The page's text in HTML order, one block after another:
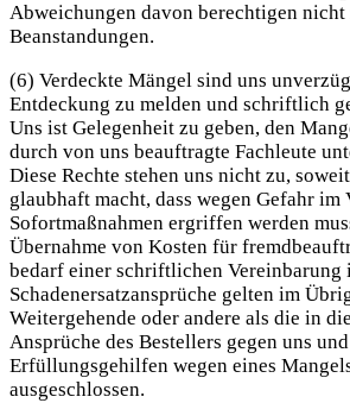
Abweichungen davon berechtigen nicht
Beanstandungen.
(6) Verdeckte Mängel sind uns
Entdeckung zu melden und schriftlich
Uns ist Gelegenheit zu geben, den
durch von uns beauftragte Fachleute
Diese Rechte stehen uns nicht zu,
glaubhaft macht, dass wegen Gefahr im
Sofortmaßnahmen ergriffen werden
Übernahme von Kosten für
bedarf einer schriftlichen
Schadenersatzansprüche gelten im
Weitergehende oder andere als die in
Ansprüche des Bestellers gegen uns
Erfüllungsgehilfen wegen eines
ausgeschlossen.